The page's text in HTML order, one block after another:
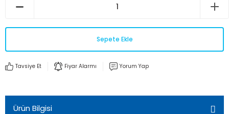
Sepete Ekle
Tavsiye Et Fiyar Alarmı Yorum Yap
Ürün Bilgisi